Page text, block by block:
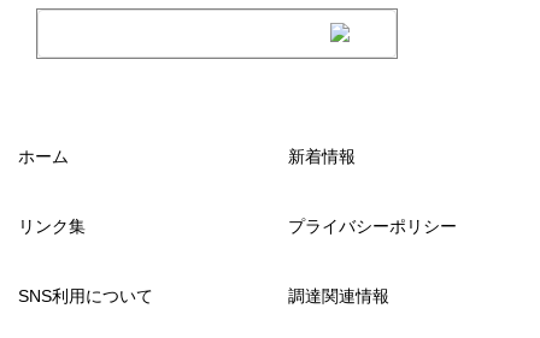
ホーム 新着情報
リンク集 プライバシーポリシー
SNS利用について 調達関連情報